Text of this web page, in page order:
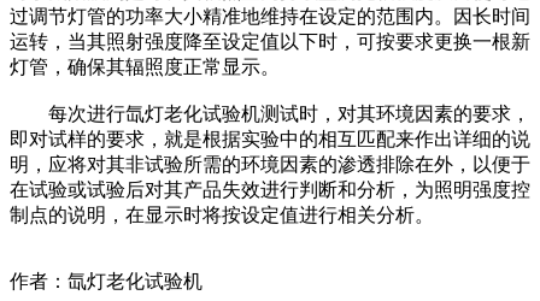
过调节灯管的功率大小精准地维持在设定的范围内。因长时间
运转，当其照射强度降至设定值以下时，可按要求更换一根新
灯管，确保其辐照度正常显示。
每次进行氙灯老化试验机测试时，对其环境因素的要求，
即对试样的要求，就是根据实验中的相互匹配来作出详细的说
明，应将对其非试验所需的环境因素的渗透排除在外，以便于
在试验或试验后对其产品失效进行判断和分析，为照明强度控
制点的说明，在显示时将按设定值进行相关分析。
作者：氙灯老化试验机